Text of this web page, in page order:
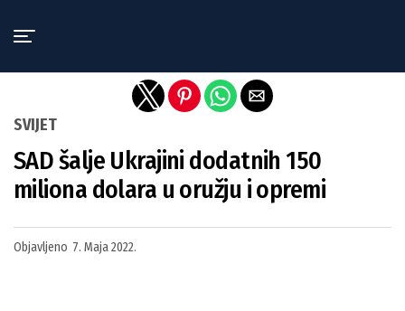
SVIJET
SAD šalje Ukrajini dodatnih 150
miliona dolara u oružju i opremi
Objavljeno 7. Maja 2022.